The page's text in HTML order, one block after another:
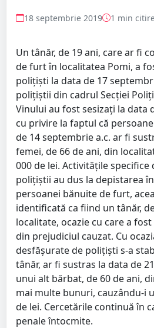
18 septembrie 2019 1 min
Un tânăr, de 19 ani, care ar fi
de furt în localitatea Pomi, a
polițiști la data de 17
polițiștii din cadrul Secției
Vinului au fost sesizați la data
cu privire la faptul că
de 14 septembrie a.c. ar fi
femei, de 66 de ani, din
000 de lei. Activitățile
polițiștii au dus la depistarea
persoanei bănuite de furt,
identificată ca fiind un tânăr,
localitate, ocazie cu care a
din prejudiciul cauzat. Cu
desfășurate de polițiști s-a
tânăr, ar fi sustras la data de
unui alt bărbat, de 60 de ani,
mai multe bunuri, cauzându-i
de lei. Cercetările continuă în
penale întocmite.